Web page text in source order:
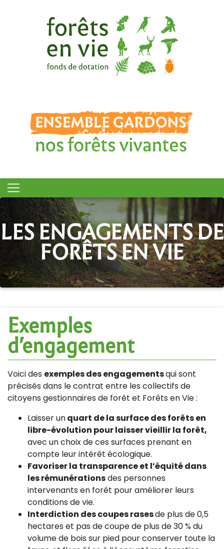
LES ENGAGEMENTS DE
FORÊTS EN VIE
Exemples
d’engagement
Voici des exemples des engagementsqui sont
précisés dans le contrat entre les collectifs de
citoyens gestionnaires de forêt et Forêts en Vie :
Laisser unquart de la surface des forêts en
libre-évolution pour laisser vieillir la forêt,
avec un choix de ces surfaces prenant en
compte leur intérêt écologique.
Favoriser la transparence et l’équité dans
les rémunérationsdes personnes
intervenants en forêt pour améliorer leurs
conditions de vie.
Interdiction des coupes rasesde plus de 0,5
hectares et pas de coupe de plus de 30 % du
volume de bois sur pied pour conserver toute la